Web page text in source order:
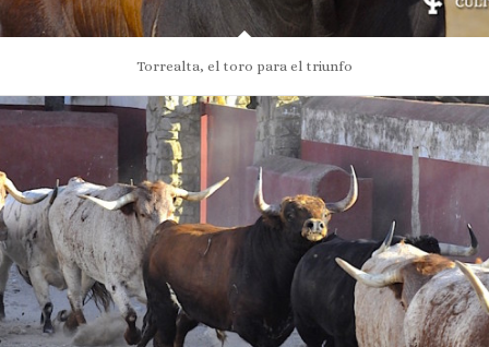
Torrealta, el toro para el triunfo